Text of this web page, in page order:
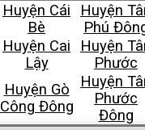
Huyện Cái
Bè
Huyện
Phú
Huyện Cai
Lậy
Huyện
Phước
Huyện Gò
Công Đông
Huyện
Phước
Đông